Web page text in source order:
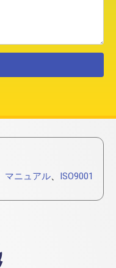
マニュアル、 ISO9001